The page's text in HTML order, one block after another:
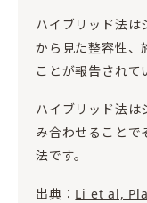
ハイブリッド法は
から見た整容性、
ことが報告されて
ハイブリッド法は
み合わせることで
法です。
出典： Li et al,